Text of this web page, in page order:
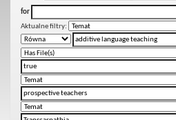
for
Aktualne filtry: